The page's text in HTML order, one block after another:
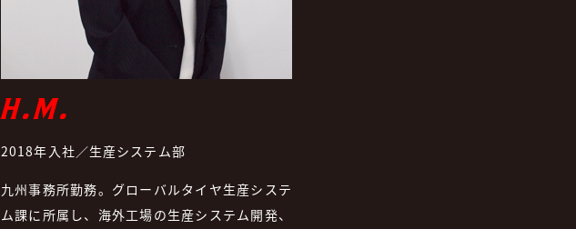
H.M.
2018年入社／生産システム部
九州事務所勤務。グローバルタイヤ生産システ
ム課に所属し、海外工場の生産システム開発、